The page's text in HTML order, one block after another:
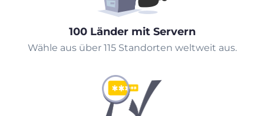
100 Länder mit Servern
Wähle aus über 115 Standorten weltweit aus.